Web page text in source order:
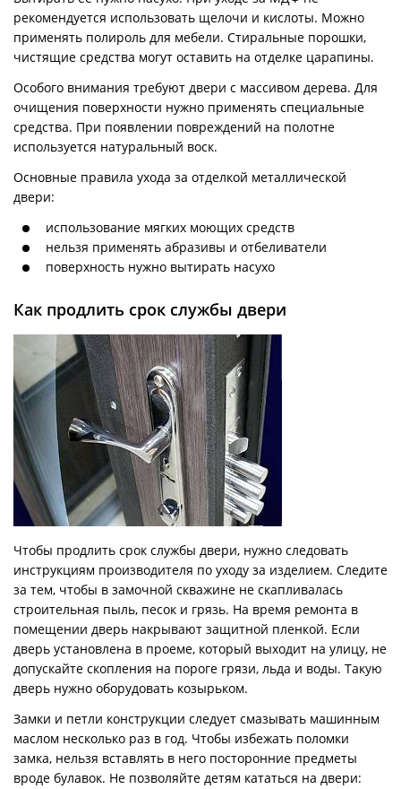
рекомендуется использовать щелочи и кислоты. Можно
применять полироль для мебели. Стиральные порошки,
чистящие средства могут оставить на отделке царапины.
Особого внимания требуют двери с массивом дерева. Для
очищения поверхности нужно применять специальные
средства. При появлении повреждений на полотне
используется натуральный воск.
Основные правила ухода за отделкой металлической
двери:
использование мягких моющих средств
нельзя применять абразивы и отбеливатели
поверхность нужно вытирать насухо
Как продлить срок службы двери
Чтобы продлить срок службы двери, нужно следовать
инструкциям производителя по уходу за изделием. Следите
за тем, чтобы в замочной скважине не скапливалась
строительная пыль, песок и грязь. На время ремонта в
помещении дверь накрывают защитной пленкой. Если
дверь установлена в проеме, который выходит на улицу, не
допускайте скопления на пороге грязи, льда и воды. Такую
дверь нужно оборудовать козырьком.
Замки и петли конструкции следует смазывать машинным
маслом несколько раз в год. Чтобы избежать поломки
замка, нельзя вставлять в него посторонние предметы
вроде булавок. Не позволяйте детям кататься на двери: